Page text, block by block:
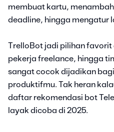
membuat kartu,
deadline, hingga mengatur
TrelloBot jadi pilihan favorit
pekerja freelance, hingga
sangat cocok dijadikan
produktifmu. Tak heran
daftar rekomendasi bot
layak dicoba di 2025.